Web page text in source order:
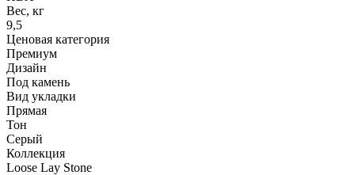
Вес, кг
9,5
Ценовая категория
Премиум
Дизайн
Под камень
Вид укладки
Прямая
Тон
Серый
Коллекция
Loose Lay Stone